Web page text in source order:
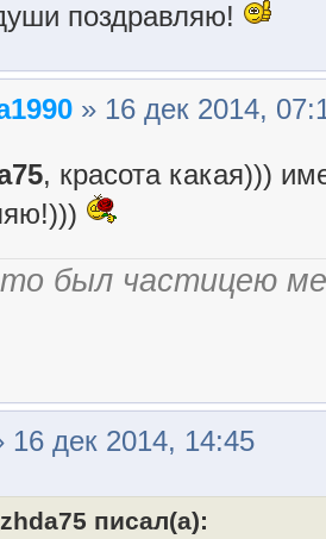
поздравляю!
» 16 дек 2014,
, красота какая)))
был частицею
16 дек 2014, 14:45
писал(а):